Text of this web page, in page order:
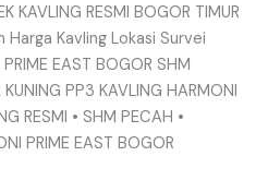
KAVLING RESMI BOGOR TIMUR
Harga Kavling Lokasi Survei
EAST BOGOR SHM
PP3 KAVLING HARMONI
RESMI • SHM PECAH •
PRIME EAST BOGOR